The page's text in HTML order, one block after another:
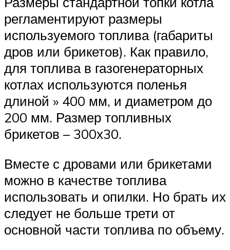
регламентируют размеры
используемого топлива (габариты
дров или брикетов). Как правило,
для топлива в газогенераторных
котлах используются поленья
длиной » 400 мм, и диаметром до
200 мм. Размер топливных
брикетов – 300х30.
Вместе с дровами или брикетами
можно в качестве топлива
использовать и опилки. Но брать их
следует не больше трети от
основной части топлива по объему.